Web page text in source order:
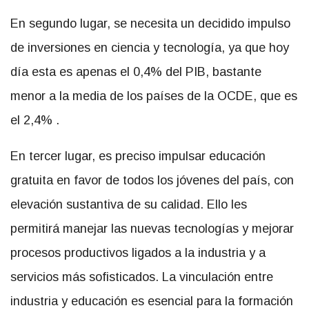
En segundo lugar, se necesita un decidido impulso
de inversiones en ciencia y tecnología, ya que hoy
día esta es apenas el 0,4% del PIB, bastante
menor a la media de los países de la OCDE, que es
el 2,4% .
En tercer lugar, es preciso impulsar educación
gratuita en favor de todos los jóvenes del país, con
elevación sustantiva de su calidad. Ello les
permitirá manejar las nuevas tecnologías y mejorar
procesos productivos ligados a la industria y a
servicios más sofisticados. La vinculación entre
industria y educación es esencial para la formación